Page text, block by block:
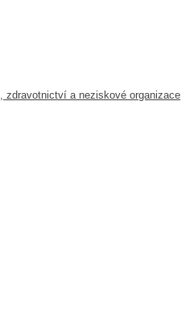
zdravotnictví a neziskové organizace